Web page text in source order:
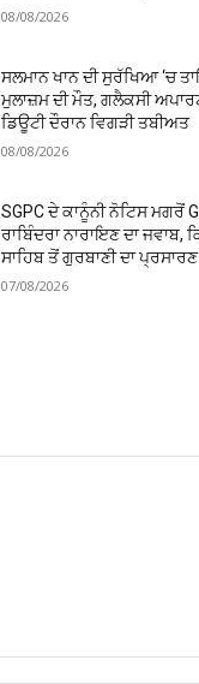
08/08/2026
ਸਲਮਾਨ ਖਾਨ ਦੀ ਸੁਰੱਖਿਆ ‘ਚ
ਮੁਲਾਜ਼ਮ ਦੀ ਮੌਤ, ਗਲੈਕਸੀ
ਡਿਊਟੀ ਦੌਰਾਨ ਵਿਗੜੀ ਤਬੀਅਤ
08/08/2026
SGPC ਦੇ ਕਾਨੂੰਨੀ ਨੋਟਿਸ ਮਗਰੋਂ
ਰਾਬਿੰਦਰਾ ਨਾਰਾਇਣ ਦਾ ਜਵਾਬ,
ਸਾਹਿਬ ਤੋਂ ਗੁਰਬਾਣੀ ਦਾ
07/08/2026